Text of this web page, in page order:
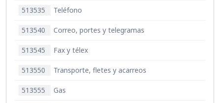
513535 Teléfono
513540 Correo, portes y telegramas
513545 Fax y télex
513550 Transporte, fletes y acarreos
513555 Gas